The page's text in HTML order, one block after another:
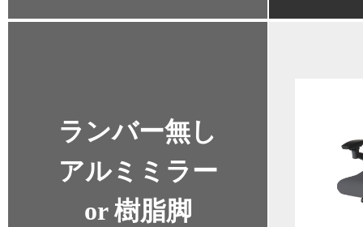
ランバー無し
アルミミラー
or 樹脂脚